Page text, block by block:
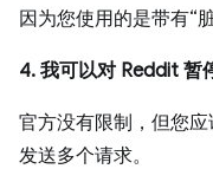
因为您使用的是带有“
4. 我可以对 Reddit 暂
官方没有限制，但您
发送多个请求。